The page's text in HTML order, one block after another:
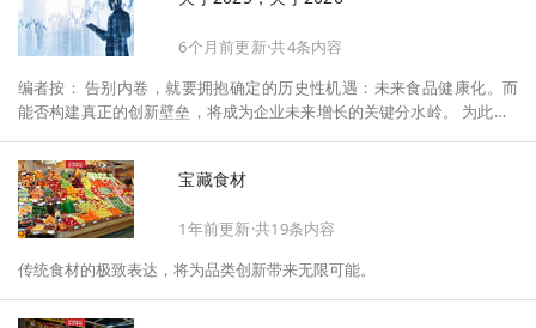
6个月前更新·共4条内容
编者按： 告别内卷，就要拥抱确定的历史性机遇：未来食品健康化。而
能否构建真正的创新壁垒，将成为企业未来增长的关键分水岭。 为此，F
将以“创新产品”透视“未来机会”，以全球视野探寻中国机遇、增长解法，
拆解年度标杆的增长逻辑与谋篇布局，深挖“药食同源”“低GI”“老龄营
养”“清洁标签”等热门赛道的爆品基因，从趋势预判、品类创新、未来增长
机会、企业战略布局以及渠道变革等，为行业提供务实、前瞻的开年创新
宝藏食材
1年前更新·共19条内容
传统食材的极致表达，将为品类创新带来无限可能。